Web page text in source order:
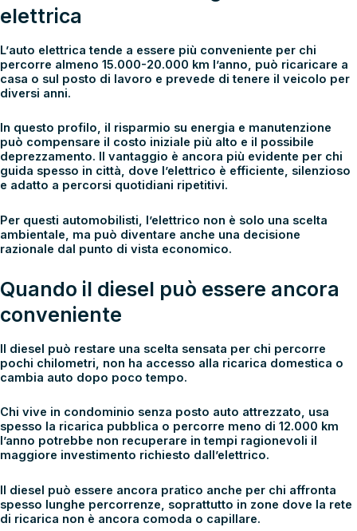
elettrica
L’auto elettrica tende a essere più conveniente per chi
percorre almeno 15.000-20.000 km l’anno, può ricaricare a
casa o sul posto di lavoro e prevede di tenere il veicolo per
diversi anni.
In questo profilo, il risparmio su energia e manutenzione
può compensare il costo iniziale più alto e il possibile
deprezzamento. Il vantaggio è ancora più evidente per chi
guida spesso in città, dove l’elettrico è efficiente, silenzioso
e adatto a percorsi quotidiani ripetitivi.
Per questi automobilisti, l’elettrico non è solo una scelta
ambientale, ma può diventare anche una decisione
razionale dal punto di vista economico.
Quando il diesel può essere ancora
conveniente
Il diesel può restare una scelta sensata per chi percorre
pochi chilometri, non ha accesso alla ricarica domestica o
cambia auto dopo poco tempo.
Chi vive in condominio senza posto auto attrezzato, usa
spesso la ricarica pubblica o percorre meno di 12.000 km
l’anno potrebbe non recuperare in tempi ragionevoli il
maggiore investimento richiesto dall’elettrico.
Il diesel può essere ancora pratico anche per chi affronta
spesso lunghe percorrenze, soprattutto in zone dove la rete
di ricarica non è ancora comoda o capillare.